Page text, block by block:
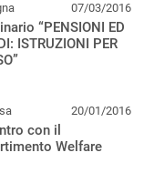
07/03/2016
“PENSIONI ED
ISTRUZIONI PER
20/01/2016
con il
Welfare